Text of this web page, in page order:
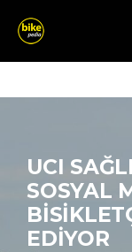
UCI
SOSYAL
EDIYOR